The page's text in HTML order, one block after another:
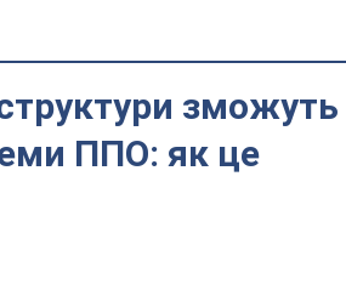
зможуть
ППО: як це